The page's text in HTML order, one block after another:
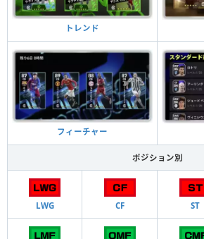
トレンド
フィーチャー
ポジション別
LWG CF ST